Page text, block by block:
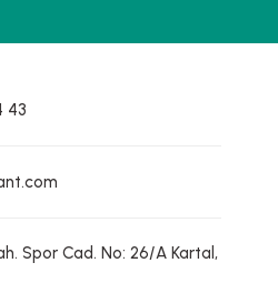
43
Spor Cad. No: 26/A Kartal,